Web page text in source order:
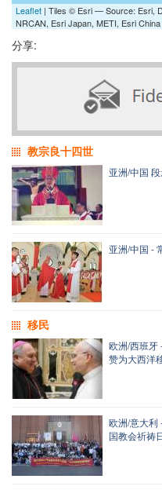
Leaflet | Tiles © Esri — Source: Esri,
NRCAN, Esri Japan, METI, Esri
分享:
教宗良十四世
亚洲/中国
亚洲/中国 -
移民
欧洲/西班牙
赞为大西洋
欧洲/意大利
国教会祈祷